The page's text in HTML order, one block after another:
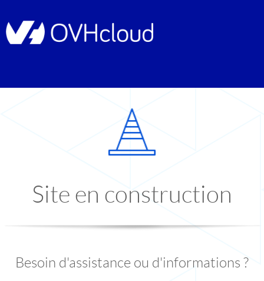
Site en construction
Besoin d'assistance ou d'informations ?